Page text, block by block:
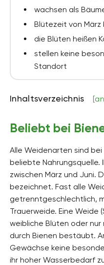
wachsen als
Blütezeit von März
die Blüten heißen
stellen keine
Standort
Inhaltsverzeichnis
Beliebt bei
Alle Weidenarten sind
beliebte Nahrungsquelle.
zwischen März und Juni.
bezeichnet. Fast alle
getrenntgeschlechtlich,
Trauerweide. Eine Weide
weibliche Blüten oder nur
durch Bienen bestäubt.
Gewächse keine
ihr hoher Wasserbedarf